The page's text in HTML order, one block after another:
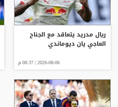
ريال مدريد يتعاقد مع الجناح
العاجي يان ديوماندي
2026-08-06 | 08:37 م